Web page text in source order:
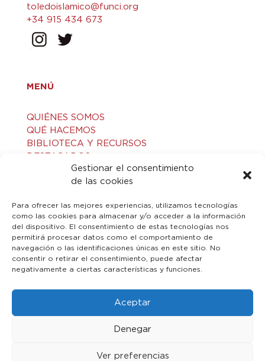
Gestionar el consentimiento
de las cookies
Para ofrecer las mejores experiencias, utilizamos tecnologías
como las cookies para almacenar y/o acceder a la información
del dispositivo. El consentimiento de estas tecnologías nos
permitirá procesar datos como el comportamiento de
navegación o las identificaciones únicas en este sitio. No
consentir o retirar el consentimiento, puede afectar
negativamente a ciertas características y funciones.
Aceptar
Denegar
Ver preferencias
toledoislamico@funci.org
+34 915 434 673
MENÚ
QUIÉNES SOMOS
QUÉ HACEMOS
BIBLIOTECA Y RECURSOS
DESTACADOS
ACTIVIDADES
VISITAS GUIADAS
LEGAL
AVISO LEGAL
POLÍTICA DE COOKIES